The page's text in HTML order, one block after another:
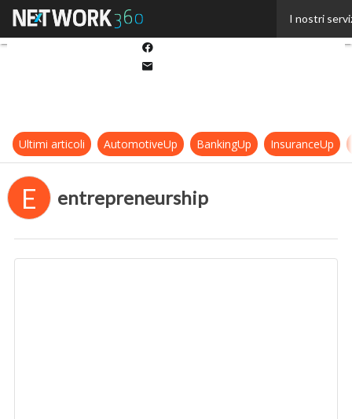
I nostri
Ultimi articoli AutomotiveUp BankingUp InsuranceUp
E entrepreneurship